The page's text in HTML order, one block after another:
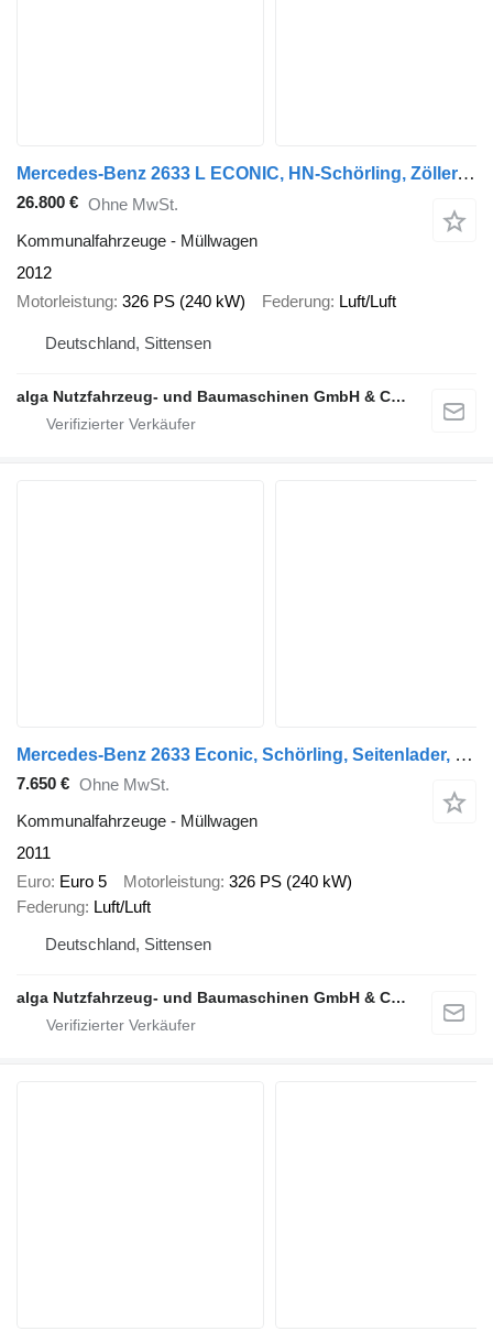
Mercedes-Benz 2633 L ECONIC, HN-Schörling, Zöller, gelenkt, AC
26.800 € Ohne MwSt.
Kommunalfahrzeuge - Müllwagen
2012
Motorleistung 326 PS (240 kW) Federung Luft/Luft
Deutschland, Sittensen
alga Nutzfahrzeug- und Baumaschinen GmbH & Co. KG
Mercedes-Benz 2633 Econic, Schörling, Seitenlader, Klima
7.650 € Ohne MwSt.
Kommunalfahrzeuge - Müllwagen
2011
Euro Euro 5 Motorleistung 326 PS (240 kW)
Federung Luft/Luft
Deutschland, Sittensen
alga Nutzfahrzeug- und Baumaschinen GmbH & Co. KG